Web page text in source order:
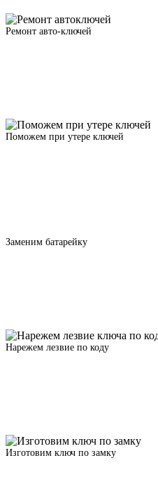
Ремонт авто-ключей
Поможем при утере ключей
Заменим батарейку
Нарежем лезвие по коду
Изготовим ключ по замку